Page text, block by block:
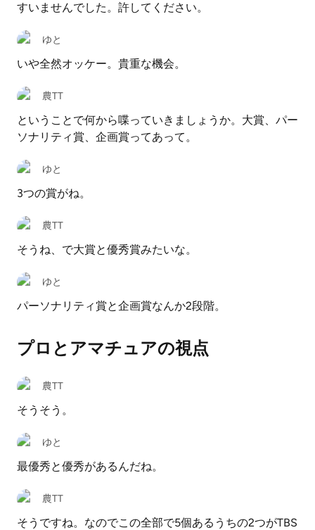
すいませんでした。許してください。
ゆと
いや全然オッケー。貴重な機会。
農TT
ということで何から喋っていきましょうか。大賞、パー
ソナリティ賞、企画賞ってあって。
ゆと
3つの賞がね。
農TT
そうね、で大賞と優秀賞みたいな。
ゆと
パーソナリティ賞と企画賞なんか2段階。
プロとアマチュアの視点
農TT
そうそう。
ゆと
最優秀と優秀があるんだね。
農TT
そうですね。なのでこの全部で5個あるうちの2つがTBS